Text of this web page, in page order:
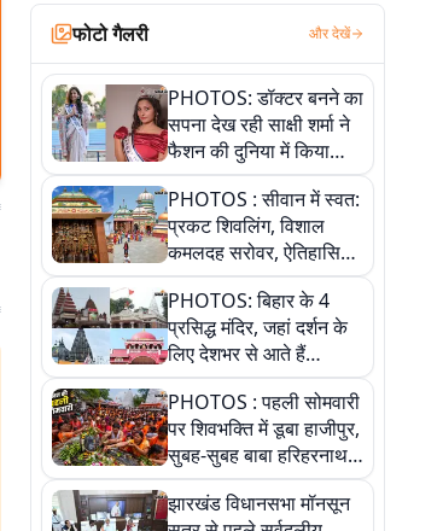
फोटो गैलरी और देखें
PHOTOS: डॉक्टर बनने का
सपना देख रही साक्षी शर्मा ने
फैशन की दुनिया में किया
कमाल,जानिए बेगूसराय की
बेटी ने कैसे दी अपने सपनों
को उड़ान
PHOTOS : सीवान में स्वत:
प्रकट शिवलिंग, विशाल
कमलदह सरोवर, ऐतिहासिक
महेंद्रनाथ मंदिर और घंटाघर
की कहानी, तस्वीरों में देखिए
PHOTOS: बिहार के 4
प्रसिद्ध मंदिर, जहां दर्शन के
लिए देशभर से आते हैं
श्रद्धालु, जानिए इनकी
खासियत
PHOTOS : पहली सोमवारी
पर शिवभक्ति में डूबा हाजीपुर,
सुबह-सुबह बाबा हरिहरनाथ
मंदिर पहुंचे तेजस्वी, 10
तस्वीरों में देखें नजारा
झारखंड विधानसभा मॉनसून